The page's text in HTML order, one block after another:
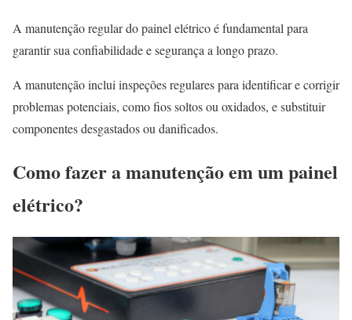
A manutenção regular do painel elétrico é fundamental para
garantir sua confiabilidade e segurança a longo prazo.
A manutenção inclui inspeções regulares para identificar e corrigir
problemas potenciais, como fios soltos ou oxidados, e substituir
componentes desgastados ou danificados.
Como fazer a manutenção em um painel
elétrico?